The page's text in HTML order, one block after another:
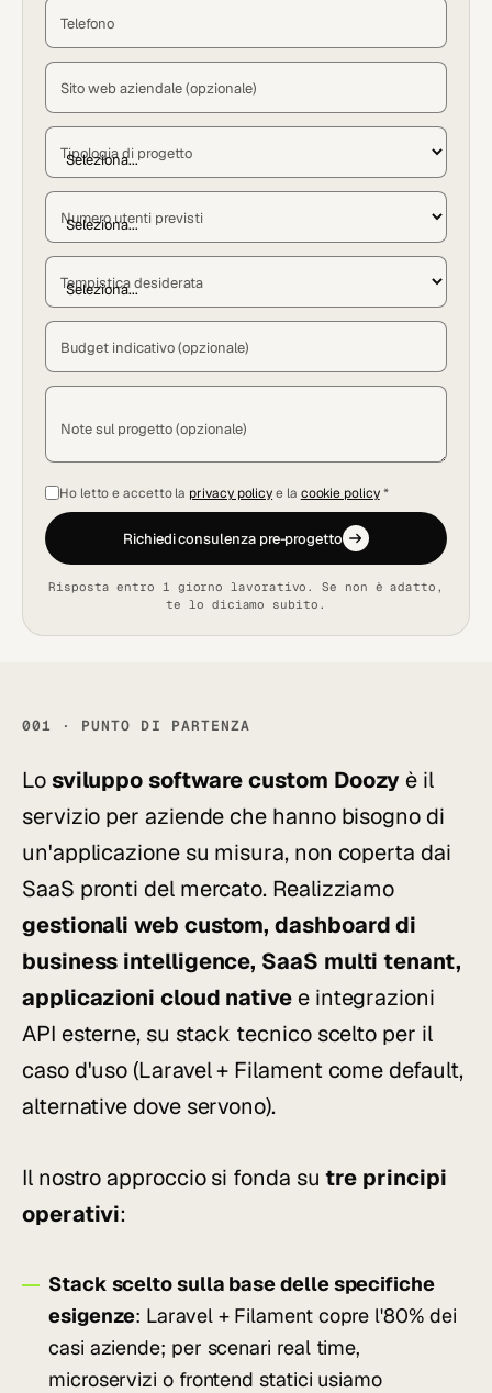
Telefono
Sito web aziendale (opzionale)
Tipologia di progetto
Numero utenti previsti
Tempistica desiderata
Budget indicativo (opzionale)
Note sul progetto (opzionale)
Ho letto e accetto la privacy policye la cookie policy*
Richiedi consulenza pre-progetto
Risposta entro 1 giorno lavorativo. Se non è adatto,
te lo diciamo subito.
001 · PUNTO DI PARTENZA
Lo sviluppo software custom Doozy è il
servizio per aziende che hanno bisogno di
un'applicazione su misura, non coperta dai
SaaS pronti del mercato. Realizziamo
gestionali web custom, dashboard di
business intelligence, SaaS multi tenant,
applicazioni cloud native e integrazioni
API esterne, su stack tecnico scelto per il
caso d'uso (Laravel + Filament come default,
alternative dove servono).
Il nostro approccio si fonda sutre principi
operativi:
Stack scelto sulla base delle specifiche
esigenze: Laravel + Filament copre l'80% dei
casi aziende; per scenari real time,
microservizi o frontend statici usiamo